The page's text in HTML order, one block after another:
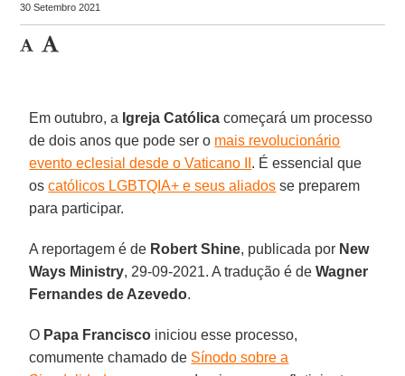
30 Setembro 2021
Em outubro, a Igreja Católica começará um processo
de dois anos que pode ser o mais revolucionário
evento eclesial desde o Vaticano II . É essencial que
oscatólicos LGBTQIA+ e seus aliados se preparem
para participar.
A reportagem é de Robert Shine, publicada por New
Ways Ministry, 29-09-2021. A tradução é deWagner
Fernandes de Azevedo.
O Papa Francisco iniciou esse processo,
comumente chamado de Sínodo sobre a